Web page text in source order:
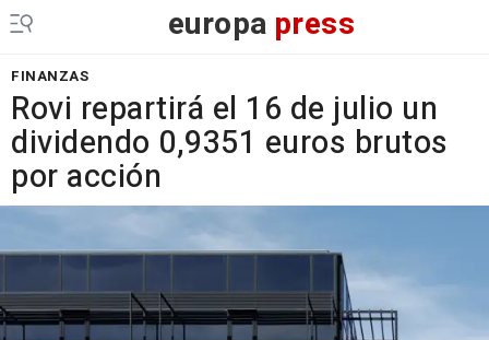
europa press
FINANZAS
Rovi repartirá el 16 de julio un
dividendo 0,9351 euros brutos
por acción